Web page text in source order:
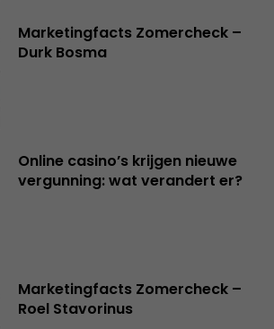
Marketingfacts Zomercheck –
Durk Bosma
Online casino’s krijgen nieuwe
vergunning: wat verandert er?
Marketingfacts Zomercheck –
Roel Stavorinus